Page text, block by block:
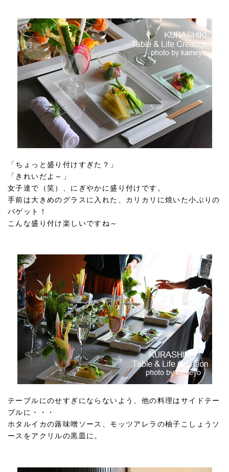
「ちょっと盛り付けすぎた？」
「きれいだよ～」
女子達で（笑）、にぎやかに盛り付けです。
手前は大きめのグラスに入れた、カリカリに焼いた小ぶりの
バゲット！
こんな盛り付け楽しいですね～
テーブルにのせすぎにならないよう、他の料理はサイドテー
ブルに・・・
ホタルイカの蕗味噌ソース、モッツアレラの柚子こしょうソ
ースをアクリルの黒皿に。